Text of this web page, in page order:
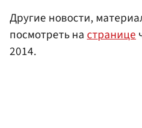
Другие новости,
посмотреть настранице
2014.